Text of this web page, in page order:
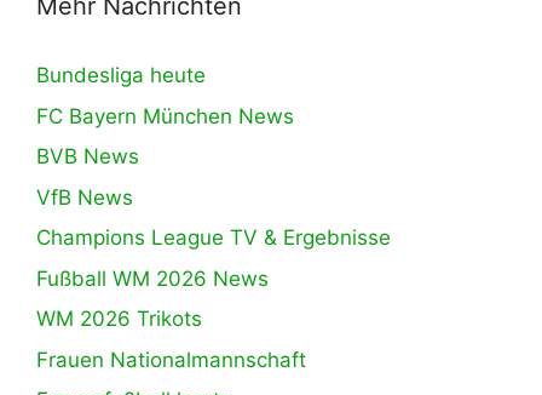
Mehr Nachrichten
Bundesliga heute
FC Bayern München News
BVB News
VfB News
Champions League TV & Ergebnisse
Fußball WM 2026 News
WM 2026 Trikots
Frauen Nationalmannschaft